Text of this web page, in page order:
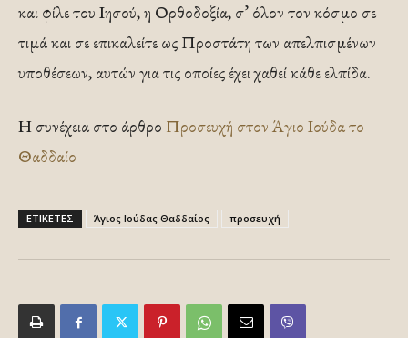
και φίλε του Ιησού, η Ορθοδοξία, σ’ όλον τον κόσμο σε
τιμά και σε επικαλείτε ως Προστάτη των απελπισμένων
υποθέσεων, αυτών για τις οποίες έχει χαθεί κάθε ελπίδα.
Η συνέχεια στο άρθρο Προσευχή στον Άγιο Ιούδα το
Θαδδαίο
ΕΤΙΚΕΤΕΣ Άγιος Ιούδας Θαδδαίος προσευχή